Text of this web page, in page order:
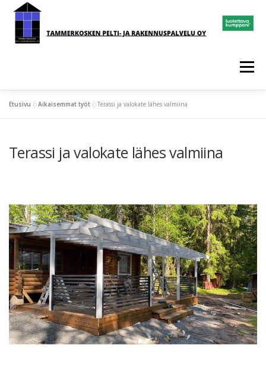
Valikko
YHTEYDENOTTOLOMAKE YHTEYSTIEDOT
Etusivu »Aikaisemmat työt »Terassi ja valokate lähes valmiina
Terassi ja valokate lähes valmiina